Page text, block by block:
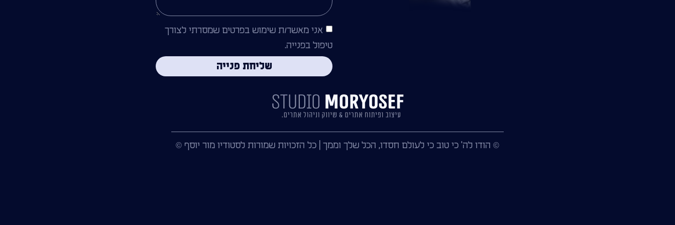
אני מאשר/ת שימוש בפרטים שמסרתי לצורך
טיפול בפנייה.
שליחת פנייה
© הודו לה' כי טוב כי לעולם חסדו, הכל שלך וממך | כל הזכויות שמורות לסטודיו מור יוסף ©